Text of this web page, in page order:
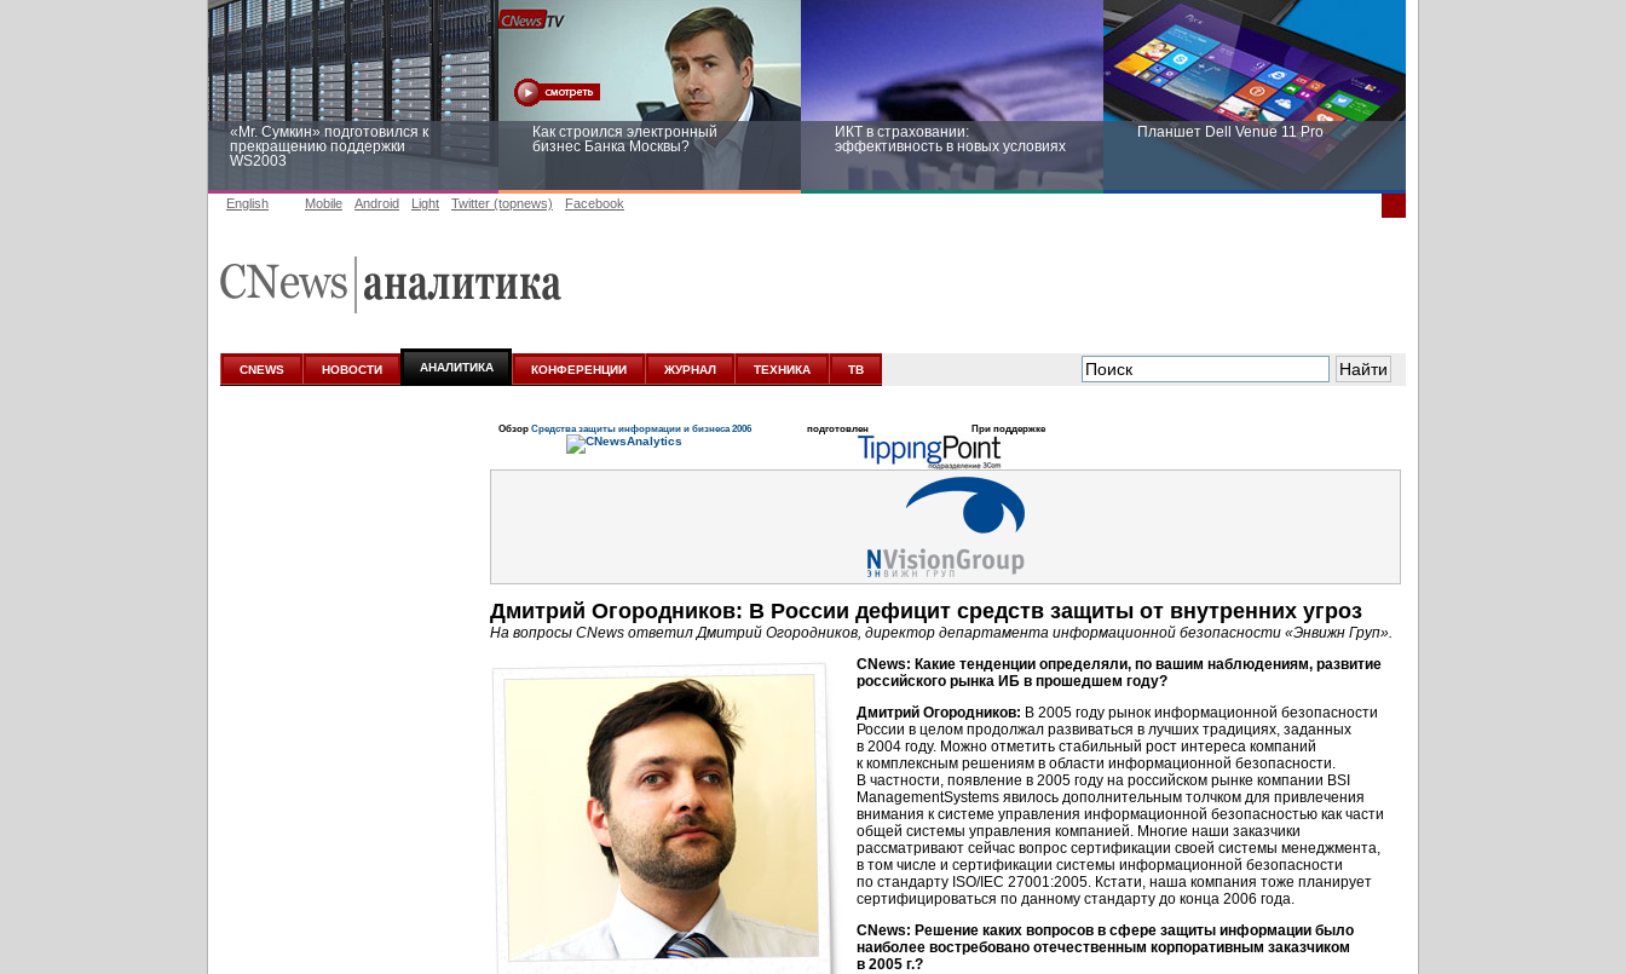
«Mr. Сумкин» подготовился к
прекращению поддержки
WS2003
Как строился электронный
бизнес Банка Москвы?
ИКТ в страховании:
эффективность в новых условиях
Планшет Dell Venue 11 Pro
аналитике
новых условиях
English Mobile Android Light Twitter (topnews) Facebook
CNEWS НОВОСТИ АНАЛИТИКА КОНФЕРЕНЦИИ ЖУРНАЛ ТЕХНИКА ТВ
Обзор Средства защиты информации и бизнеса 2006 подготовлен При поддержке
Дмитрий Огородников: В России дефицит средств защиты от внутренних угроз
На вопросы CNews ответил Дмитрий Огородников, директор департамента информационной безопасности «Энвижн Груп».
CNews: Какие тенденции определяли, по вашим наблюдениям, развитие
российского рынка ИБ в прошедшем году?
Дмитрий Огородников: В 2005 году рынок информационной безопасности
России в целом продолжал развиваться в лучших традициях, заданных
в 2004 году. Можно отметить стабильный рост интереса компаний
к комплексным решениям в области информационной безопасности.
В частности, появление в 2005 году на российском рынке компании BSI
ManagementSystems явилось дополнительным толчком для привлечения
внимания к системе управления информационной безопасностью как части
общей системы управления компанией. Многие наши заказчики
рассматривают сейчас вопрос сертификации своей системы менеджмента,
в том числе и сертификации системы информационной безопасности
по стандарту ISO/IEC 27001:2005. Кстати, наша компания тоже планирует
сертифицироваться по данному стандарту до конца 2006 года.
CNews: Решение каких вопросов в сфере защиты информации было
наиболее востребовано отечественным корпоративным заказчиком
в 2005 г.?